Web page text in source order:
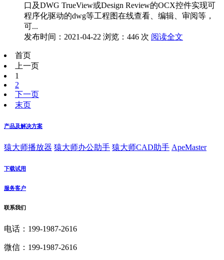
口及DWG TrueView或Design Review的OCX控件实现可
程序化驱动的dwg等工程图在线查看、编辑、审阅等，
可...
发布时间：2021-04-22 浏览：446 次 阅读全文
首页
上一页
1
2
下一页
末页
产品及解决方案
猿大师播放器 猿大师办公助手 猿大师CAD助手 ApeMaster
下载试用
服务客户
联系我们
电话：199-1987-2616
微信：199-1987-2616